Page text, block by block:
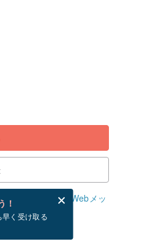
！
く受け取る
作成できます。
Webメッ